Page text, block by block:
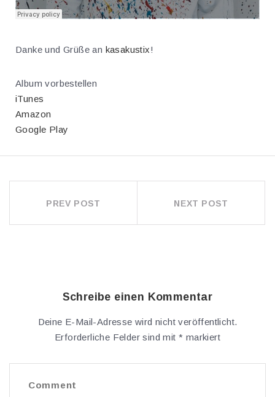
Danke und Grüße an kasakustix!
Album vorbestellen
iTunes
Amazon
Google Play
BEITRAGSNAVIGATION
PREV POST NEXT POST
Schreibe einen Kommentar
Deine E-Mail-Adresse wird nicht veröffentlicht.
Erforderliche Felder sind mit * markiert